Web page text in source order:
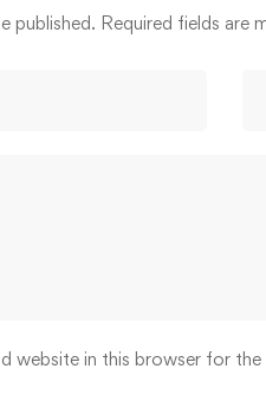
published. Required fields are
website in this browser for